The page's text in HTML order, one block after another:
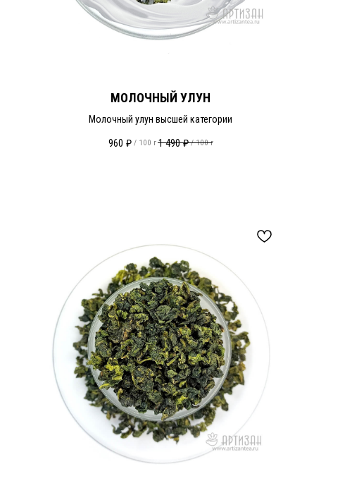
МОЛОЧНЫЙ УЛУН
Молочный улун высшей категории
960 ₽ / 100 г 1 490 ₽ / 100 г